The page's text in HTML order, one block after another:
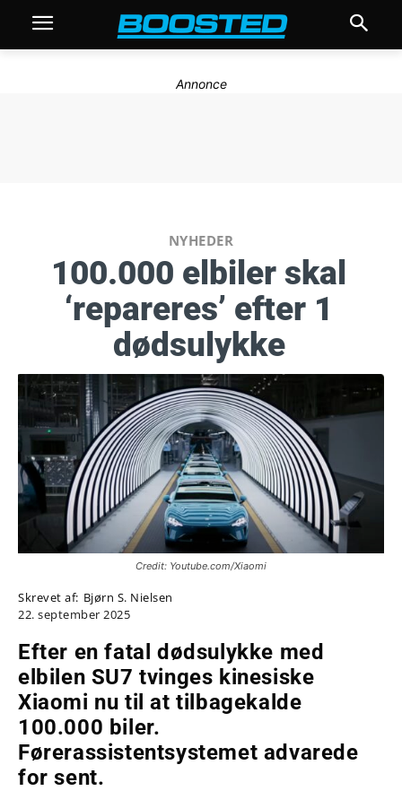
Annonce
NYHEDER
100.000 elbiler skal
‘repareres’ efter 1
dødsulykke
Credit: Youtube.com/Xiaomi
Skrevet af: Bjørn S. Nielsen
22. september 2025
Efter en fatal dødsulykke med
elbilen SU7 tvinges kinesiske
Xiaomi nu til at tilbagekalde
100.000 biler.
Førerassistentsystemet advarede
for sent.